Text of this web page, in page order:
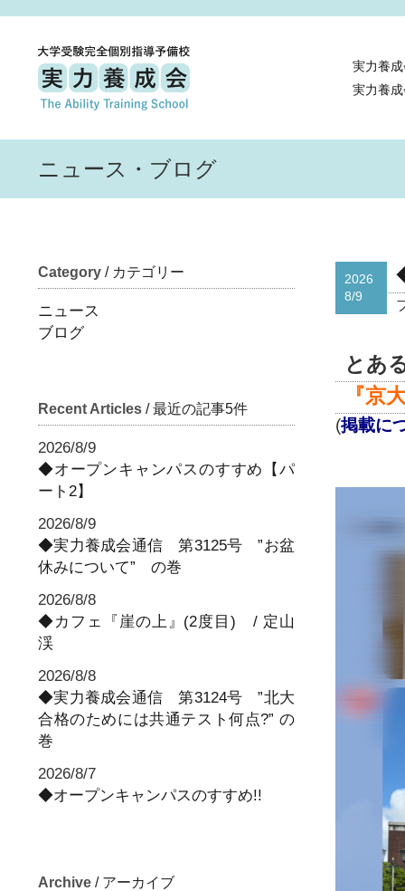
実力養
実力養
ニュース・ブログ
Category / カテゴリー
ニュース
ブログ
Recent Articles / 最近の記事5件
2026/8/9
◆オープンキャンパスのすすめ【パ
ート2】
2026/8/9
◆実力養成会通信 第3125号 ”お盆
休みについて” の巻
2026/8/8
◆カフェ『崖の上』(2度目) / 定山
渓
2026/8/8
◆実力養成会通信 第3124号 ”北大
合格のためには共通テスト何点?” の
巻
2026/8/7
◆オープンキャンパスのすすめ!!
Archive / アーカイブ
2026
8/9
とあ
『京
(掲載に